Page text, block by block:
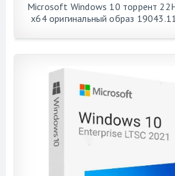
Microsoft Windows 10 торрент
x64 оригинальный образ